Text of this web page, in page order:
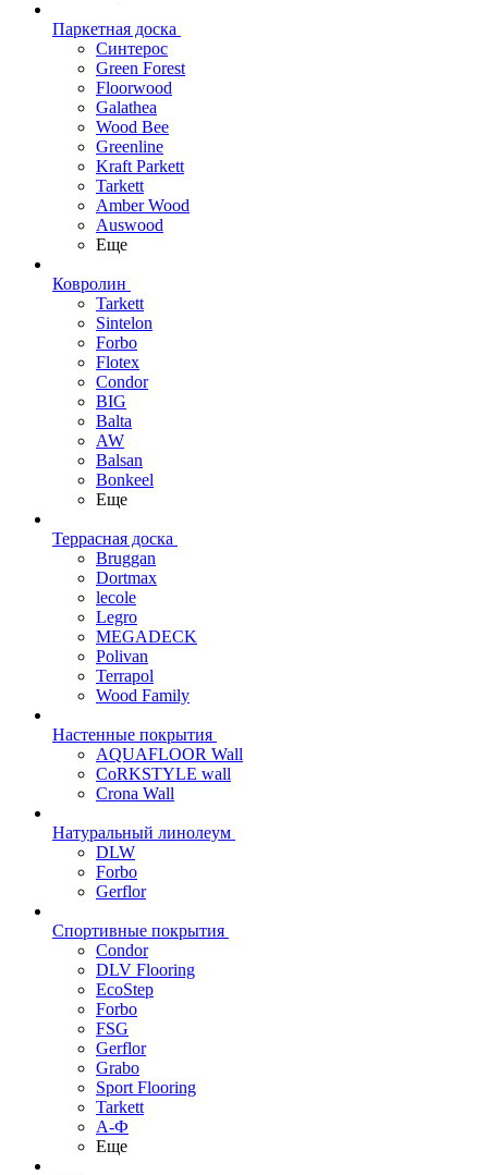
Паркетная доска
Синтерос
Green Forest
Floorwood
Galathea
Wood Bee
Greenline
Kraft Parkett
Tarkett
Amber Wood
Auswood
Еще
Ковролин
Tarkett
Sintelon
Forbo
Flotex
Condor
BIG
Balta
AW
Balsan
Bonkeel
Еще
Террасная доска
Bruggan
Dortmax
lecole
Legro
MEGADECK
Polivan
Terrapol
Wood Family
Настенные покрытия
AQUAFLOOR Wall
CoRKSTYLE wall
Crona Wall
Натуральный линолеум
DLW
Forbo
Gerflor
Спортивные покрытия
Condor
DLV Flooring
EcoStep
Forbo
FSG
Gerflor
Grabo
Sport Flooring
Tarkett
А-Ф
Еще